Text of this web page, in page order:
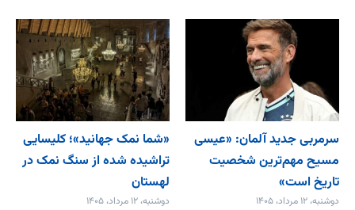
سرمربی جدید آلمان: «عیسی
مسیح مهم‌ترین شخصیت
تاریخ است»
دوشنبه، ۱۲ مرداد، ۱۴۰۵
«شما نمک جهانید»؛ کلیسایی
تراشیده شده از سنگ نمک در
لهستان
دوشنبه، ۱۲ مرداد، ۱۴۰۵